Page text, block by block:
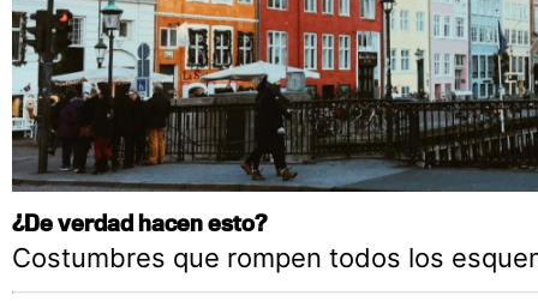
¿De verdad hacen esto?
Costumbres que rompen todos los